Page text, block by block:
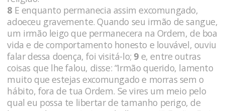
8 E enquanto permanecia assim excomungado,
adoeceu gra­vemente. Quando seu irmão de sangue,
um irmão leigo que perma­necera na Ordem, de boa
vida e de comportamento honesto e louvável, ouviu
falar dessa doença, foi visitá-lo; 9 e, entre outras
coisas que lhe falou, disse: “Irmão querido, lamento
muito que estejas excomungado e morras sem o
hábito, fora de tua Ordem. Se vires um meio pelo
qual eu possa te libertar de tamanho perigo, de